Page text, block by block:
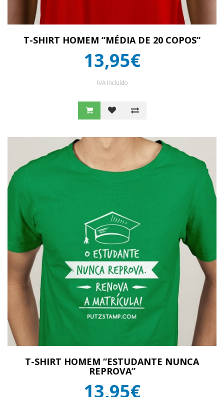
T-SHIRT HOMEM “MÉDIA DE 20 COPOS”
13,95€
IVA Incluído
T-SHIRT HOMEM “ESTUDANTE NUNCA
REPROVA”
13,95€